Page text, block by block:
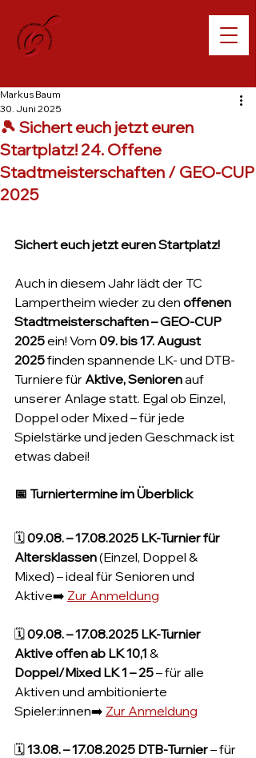
🎾 Sichert euch jetzt euren
Startplatz! 24. Offene
Stadtmeisterschaften / GEO-CUP
2025
Markus Baum
30. Juni 2025
Sichert euch jetzt euren Startplatz!
Auch in diesem Jahr lädt der TC
Lampertheim wieder zu den offenen
Stadtmeisterschaften – GEO-CUP
2025 ein! Vom 09. bis 17. August
2025 finden spannende LK- und DTB-
Turniere für Aktive, Senioren auf
unserer Anlage statt. Egal ob Einzel,
Doppel oder Mixed – für jede
Spielstärke und jeden Geschmack ist
etwas dabei!
📅 Turniertermine im Überblick
🗓 09.08. – 17.08.2025 LK-Turnier für
Altersklassen (Einzel, Doppel &
Mixed) – ideal für Senioren und
Aktive➡️ Zur Anmeldung
🗓 09.08. – 17.08.2025 LK-Turnier
Aktive offen ab LK 10,1 &
Doppel/Mixed LK 1 – 25 – für alle
Aktiven und ambitionierte
Spieler:innen➡️ Zur Anmeldung
🗓 13.08. – 17.08.2025 DTB-Turnier – für